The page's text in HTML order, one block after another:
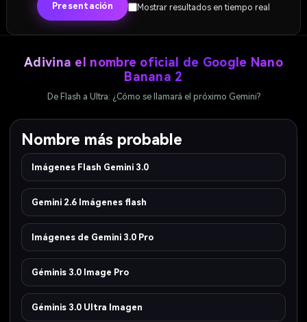
Presentación Mostrar resultados en tiempo real
Adivina el nombre oficial de Google Nano
Banana 2
De Flash a Ultra: ¿Cómo se llamará el próximo Gemini?
Nombre más probable
Imágenes Flash Gemini 3.0
Gemini 2.6 Imágenes flash
Imágenes de Gemini 3.0 Pro
Géminis 3.0 Image Pro
Géminis 3.0 Ultra Imagen